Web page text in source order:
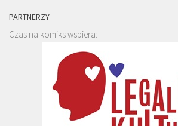
PARTNERZY
Czas na komiks wspiera: